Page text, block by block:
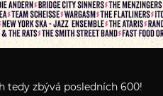
tedy zbývá posledních 600!